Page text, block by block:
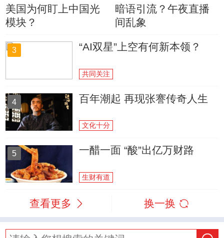
美国为何盯上中国光
模块？
暗语引流？午夜直播
间乱象
3 “AI双星”上空有何新本领？
共同关注
4 百年潮起 再现张謇传奇人生
文化十分
5 一醋一面 “酸”出亿万财路
生财有道
查看更多 换一换